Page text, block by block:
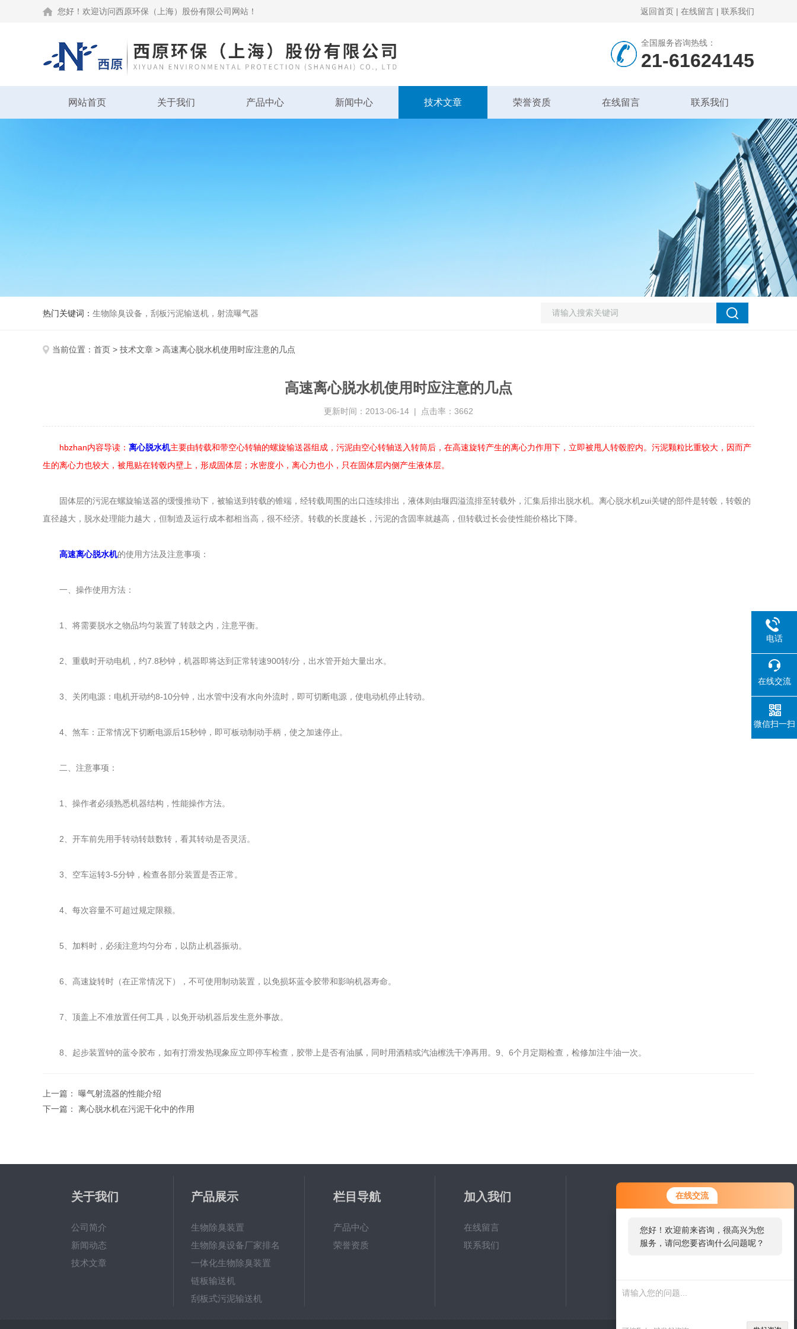
在线交流
您好！欢迎前来咨询，很高兴为您
服务，请问您要咨询什么问题呢？
您好！欢迎访问西原环保（上海）股份有限公司网站！ 返回首页 | 在线留言 | 联系我们
全国服务咨询热线：
21-61624145
网站首页 关于我们 产品中心 新闻中心 技术文章 荣誉资质 在线留言 联系我们
热门关键词： 生物除臭设备，刮板污泥输送机，射流曝气器
当前位置： 首页 > 技术文章 > 高速离心脱水机使用时应注意的几点
高速离心脱水机使用时应注意的几点
更新时间：2013-06-14 | 点击率：3662
hbzhan内容导读： 离心脱水机主要由转载和带空心转轴的螺旋输送器组成，污泥由空心转轴送入转筒后，在高速旋转产生的离心力作用下，立即被甩人转毂腔内。污泥颗粒比重较大，因而产
生的离心力也较大，被甩贴在转毂内壁上，形成固体层；水密度小，离心力也小，只在固体层内侧产生液体层。
固体层的污泥在螺旋输送器的缓慢推动下，被输送到转载的锥端，经转载周围的出口连续排出，液体则由堰四溢流排至转载外，汇集后排出脱水机。离心脱水机zui关键的部件是转毂，转毂的
直径越大，脱水处理能力越大，但制造及运行成本都相当高，很不经济。转载的长度越长，污泥的含固率就越高，但转载过长会使性能价格比下降。
高速离心脱水机的使用方法及注意事项：
一、操作使用方法：
1、将需要脱水之物品均匀装置了转鼓之内，注意平衡。
2、重载时开动电机，约7.8秒钟，机器即将达到正常转速900转/分，出水管开始大量出水。
3、关闭电源：电机开动约8-10分钟，出水管中没有水向外流时，即可切断电源，使电动机停止转动。
4、煞车：正常情况下切断电源后15秒钟，即可板动制动手柄，使之加速停止。
二、注意事项：
1、操作者必须熟悉机器结构，性能操作方法。
2、开车前先用手转动转鼓数转，看其转动是否灵活。
3、空车运转3-5分钟，检查各部分装置是否正常。
4、每次容量不可超过规定限额。
5、加料时，必须注意均匀分布，以防止机器振动。
6、高速旋转时（在正常情况下），不可使用制动装置，以免损坏蓝令胶带和影响机器寿命。
7、顶盖上不准放置任何工具，以免开动机器后发生意外事故。
8、起步装置钟的蓝令胶布，如有打滑发热现象应立即停车检查，胶带上是否有油腻，同时用酒精或汽油檫洗干净再用。9、6个月定期检查，检修加注牛油一次。
上一篇： 曝气射流器的性能介绍
下一篇： 离心脱水机在污泥干化中的作用
关于我们
公司简介
新闻动态
技术文章
产品展示
生物除臭装置
生物除臭设备厂家排名
一体化生物除臭装置
链板输送机
刮板式污泥输送机
栏目导航
产品中心
荣誉资质
加入我们
在线留言
联系我们
电话
在线交流
微信扫一扫